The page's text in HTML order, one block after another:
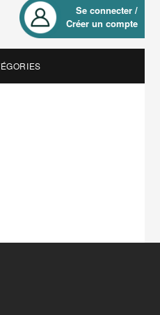
Se connecter /
Créer un compte